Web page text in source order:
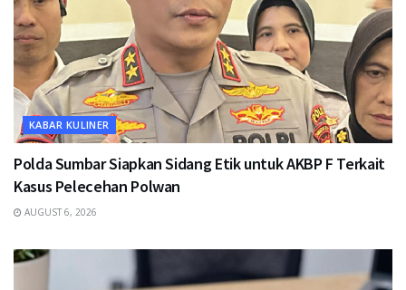
KABAR KULINER
Polda Sumbar Siapkan Sidang Etik untuk AKBP F Terkait
Kasus Pelecehan Polwan
AUGUST 6, 2026